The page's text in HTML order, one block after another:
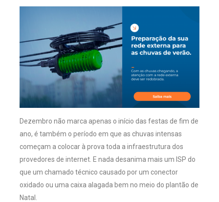
Dezembro não marca apenas o início das festas de fim de
ano, é também o período em que as chuvas intensas
começam a colocar à prova toda a infraestrutura dos
provedores de internet. E nada desanima mais um ISP do
que um chamado técnico causado por um conector
oxidado ou uma caixa alagada bem no meio do plantão de
Natal.